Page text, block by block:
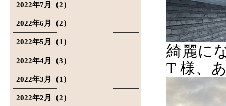
2022年7月（2）
2022年6月（2）
2022年5月（1）
2022年4月（3）
2022年3月（1）
2022年2月（2）
綺麗に
T 様、